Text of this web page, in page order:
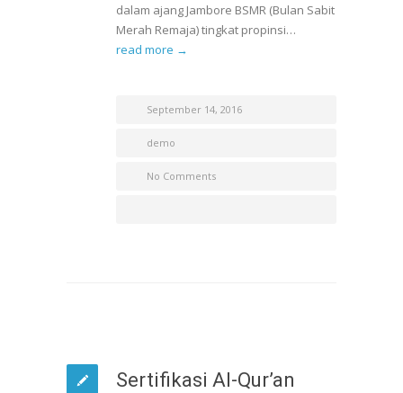
dalam ajang Jambore BSMR (Bulan Sabit
Merah Remaja) tingkat propinsi…
read more →
September 14, 2016
demo
No Comments
Sertifikasi Al-Qur’an